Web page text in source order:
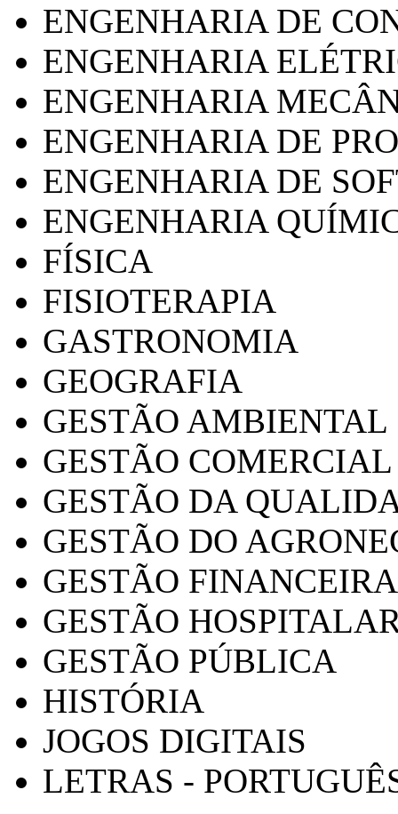
ENGENHARIA DE
ENGENHARIA
ENGENHARIA
ENGENHARIA DE
ENGENHARIA DE
ENGENHARIA
FÍSICA
FISIOTERAPIA
GASTRONOMIA
GEOGRAFIA
GESTÃO AMBIENTAL
GESTÃO COMERCIAL
GESTÃO DA
GESTÃO DO
GESTÃO FINANCEIRA
GESTÃO
GESTÃO PÚBLICA
HISTÓRIA
JOGOS DIGITAIS
LETRAS -